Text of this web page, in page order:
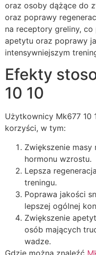
oraz osoby dążące do
oraz poprawy
na receptory greliny,
apetytu oraz poprawy
intensywniejszym
Efekty
10 10
Użytkownicy Mk677 10
korzyści, w tym:
Zwiększenie
hormonu wzrostu.
Lepsza
treningu.
Poprawa jakości
lepszej ogólnej
Zwiększenie
osób mających
wadze.
Gdzie można znaleźć